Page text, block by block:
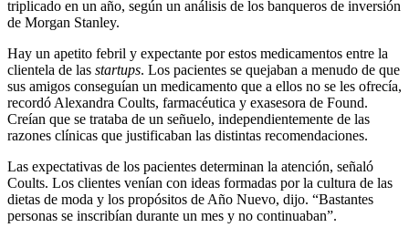
triplicado en un año, según un análisis de los banqueros de inversión
de Morgan Stanley.
Hay un apetito febril y expectante por estos medicamentos entre la
clientela de las startups. Los pacientes se quejaban a menudo de que
sus amigos conseguían un medicamento que a ellos no se les ofrecía,
recordó Alexandra Coults, farmacéutica y exasesora de Found.
Creían que se trataba de un señuelo, independientemente de las
razones clínicas que justificaban las distintas recomendaciones.
Las expectativas de los pacientes determinan la atención, señaló
Coults. Los clientes venían con ideas formadas por la cultura de las
dietas de moda y los propósitos de Año Nuevo, dijo. “Bastantes
personas se inscribían durante un mes y no continuaban”.